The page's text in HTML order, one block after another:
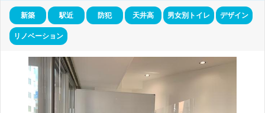
新築 駅近 防犯 天井高 男女別トイレ デザイン
リノベーション